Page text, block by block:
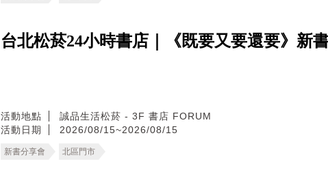
台北松菸24小時書店｜《既要又要還要》新
活動地點
誠品生活松菸 - 3F 書店 FORUM
活動日期
2026/08/15~2026/08/15
新書分享會 北區門市